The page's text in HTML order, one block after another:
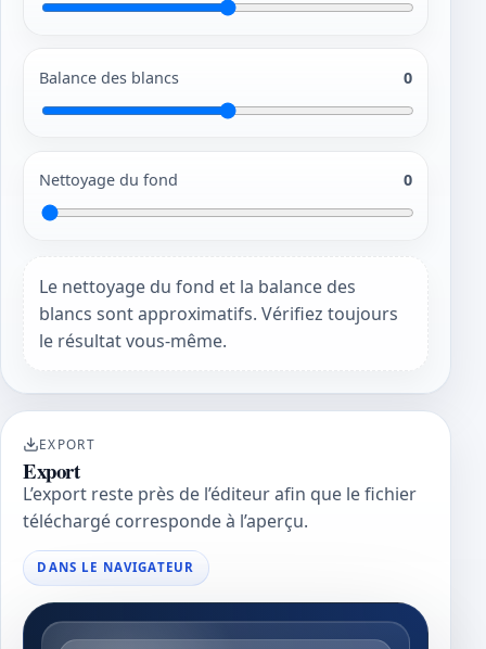
Balance des blancs 0
Nettoyage du fond 0
Le nettoyage du fond et la balance des
blancs sont approximatifs. Vérifiez toujours
le résultat vous-même.
EXPORT
Export
L’export reste près de l’éditeur afin que le fichier
téléchargé corresponde à l’aperçu.
DANS LE NAVIGATEUR